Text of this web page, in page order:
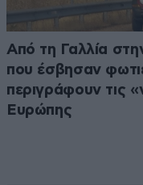
Από τη Γαλλία
που έσβησαν
περιγράφουν τις
Ευρώπης